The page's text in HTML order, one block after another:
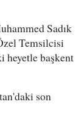
Sadık
Temsilcisi
heyetle başkent
son